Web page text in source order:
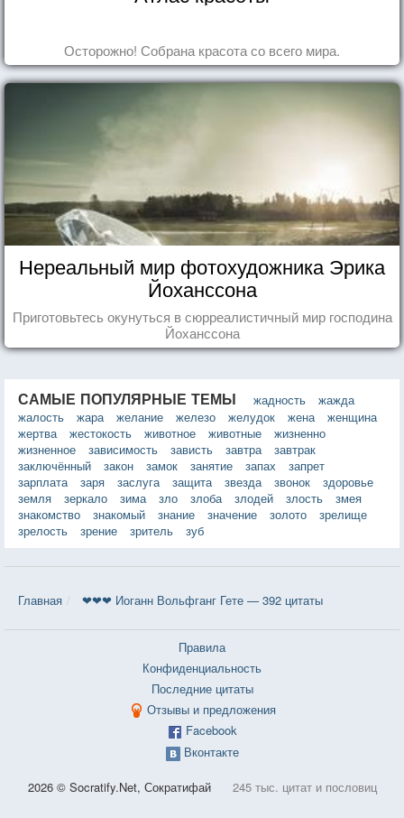
Осторожно! Собрана красота со всего мира.
Нереальный мир фотохудожника Эрика
Йоханссона
Приготовьтесь окунуться в сюрреалистичный мир господина
Йоханссона
САМЫЕ ПОПУЛЯРНЫЕ ТЕМЫ жадность
жажда
жалость
жара желание железо желудок жена
женщина
жертва
жестокость животное животные
жизненно
жизненное
зависимость зависть завтра
завтрак
заключённый
закон замок занятие запах
запрет
зарплата
заря заслуга защита звезда звонок
здоровье
земля
зеркало зима зло злоба злодей злость
змея
знакомство
знакомый знание значение золото
зрелище
зрелость
зрение зритель зуб
Главная ❤❤❤ Иоганн Вольфганг Гете — 392 цитаты
Правила
Конфиденциальность
Последние цитаты
Отзывы и предложения
Facebook
Вконтакте
2026 © Socratify.Net, Сократифай 245 тыс. цитат и пословиц